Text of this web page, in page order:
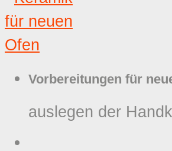
Vorbereitungen für
auslegen der